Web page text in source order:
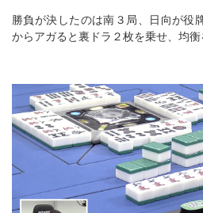
勝負が決したのは南３局、日向が役
からアガると裏ドラ２枚を乗せ、均衡